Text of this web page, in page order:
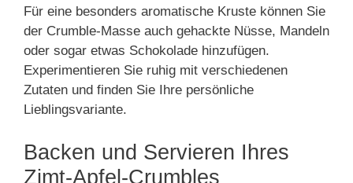
Für eine besonders aromatische Kruste können Sie
der Crumble-Masse auch gehackte Nüsse, Mandeln
oder sogar etwas Schokolade hinzufügen.
Experimentieren Sie ruhig mit verschiedenen
Zutaten und finden Sie Ihre persönliche
Lieblingsvariante.
Backen und Servieren Ihres
Zimt-Apfel-Crumbles